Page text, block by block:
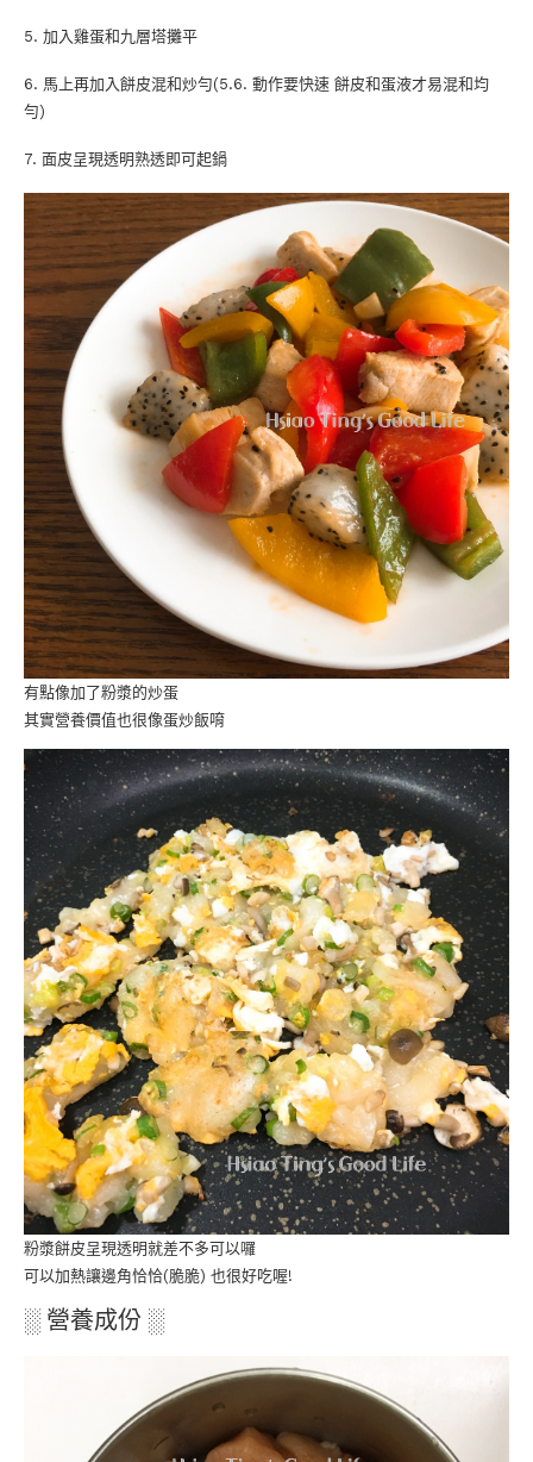
5. 加入雞蛋和九層塔攤平
6. 馬上再加入餅皮混和炒勻(5.6. 動作要快速 餅皮和蛋液才易混和均
勻)
7. 面皮呈現透明熟透即可起鍋
有點像加了粉漿的炒蛋
其實營養價值也很像蛋炒飯唷
粉漿餅皮呈現透明就差不多可以囉
可以加熱讓邊角恰恰(脆脆) 也很好吃喔!
░ 營養成份 ░